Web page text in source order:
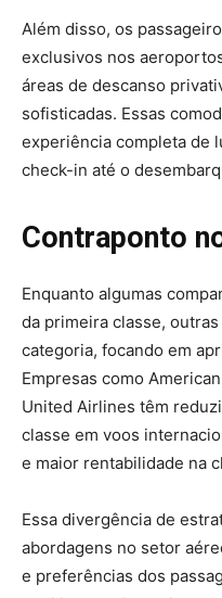
Além disso, os
exclusivos nos
áreas de descanso
sofisticadas. Essas
experiência completa de
check-in até o
Contraponto
Enquanto algumas
da primeira classe,
categoria, focando em
Empresas como
United Airlines têm
classe em voos
e maior rentabilidade na
Essa divergência de
abordagens no setor
e preferências dos